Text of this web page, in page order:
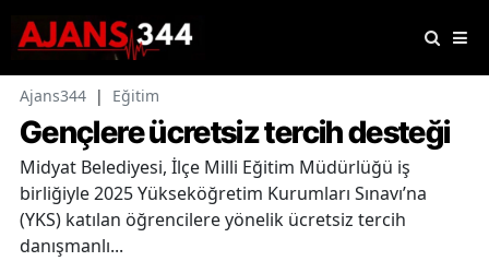
Ajans344 | Eğitim
Gençlere ücretsiz tercih desteği
Midyat Belediyesi, İlçe Milli Eğitim Müdürlüğü iş
birliğiyle 2025 Yükseköğretim Kurumları Sınavı’na
(YKS) katılan öğrencilere yönelik ücretsiz tercih
danışmanlı...